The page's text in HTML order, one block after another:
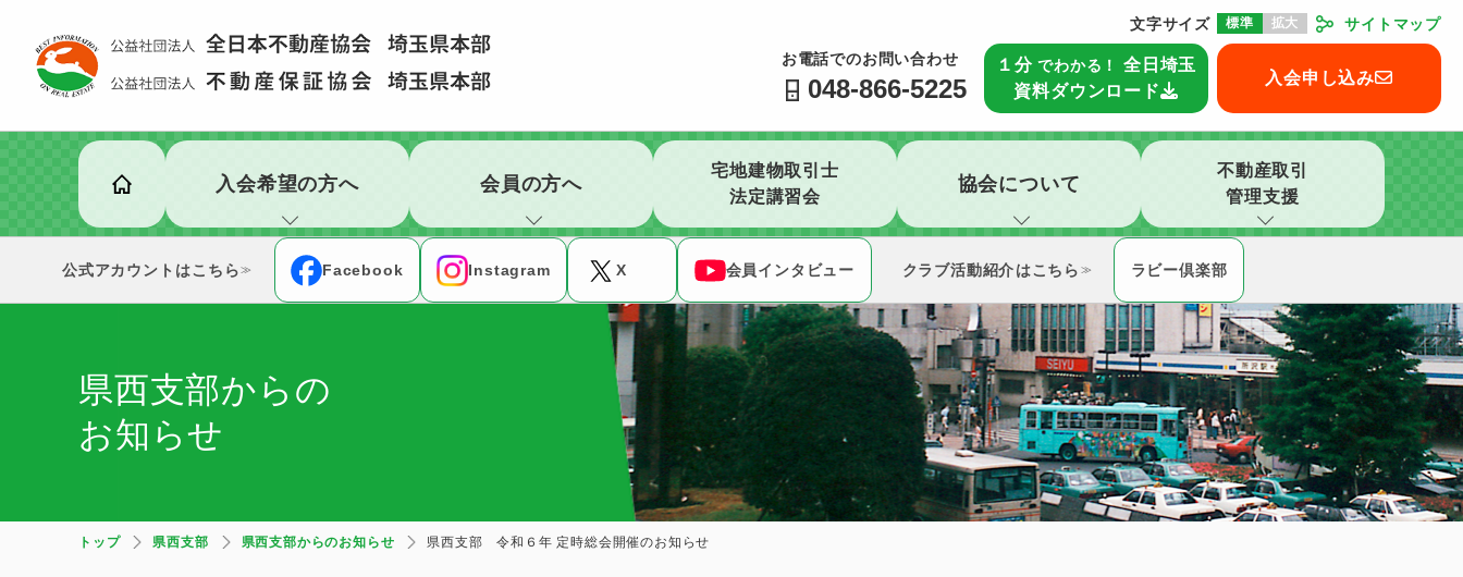
公益社団法人 全日本不動産協会 不動産保証協会 埼玉県本部
文字サイズ 標準 拡大
サイトマップ
お電話でのお問い合わせ
048-866-5225
１分 でわかる！
全日埼玉
資料ダウンロード
入会申し込み
入会希望の方へ 会員の方へ
宅地建物取引士
法定講習会
協会について
不動産取引
管理支援
公式アカウント ≫ Facebook Instagram X 会員インタビュー クラブ活動紹介 ≫ ラビー倶楽部
県西支部からの
お知らせ
トップ 県西支部 県西支部からのお知らせ 県西支部 令和６年 定時総会開催のお知らせ